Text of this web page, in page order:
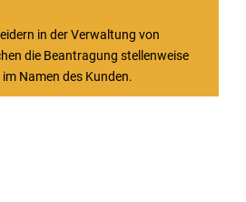
in der Verwaltung von
die Beantragung stellenweise
Namen des Kunden.